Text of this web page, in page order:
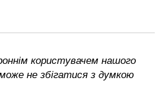
користувачем нашого
не збігатися з думкою